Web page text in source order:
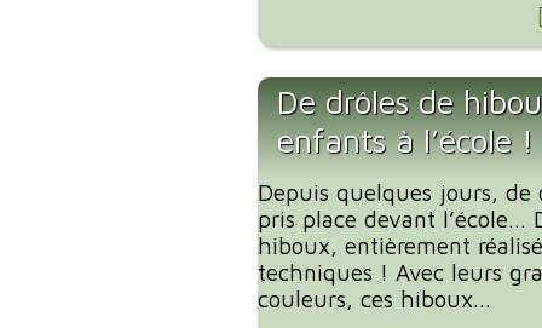
De drôles de
enfants à l’école !
Depuis quelques jours, de
pris place devant l’école…
hiboux, entièrement
techniques ! Avec leurs
couleurs, ces hiboux...